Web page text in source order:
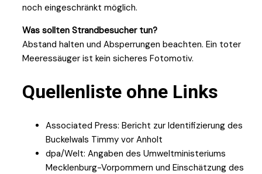
noch eingeschränkt möglich.
Was sollten Strandbesucher tun?
Abstand halten und Absperrungen beachten. Ein toter
Meeressäuger ist kein sicheres Fotomotiv.
Quellenliste ohne Links
Associated Press: Bericht zur Identifizierung des
Buckelwals Timmy vor Anholt
dpa/Welt: Angaben des Umweltministeriums
Mecklenburg-Vorpommern und Einschätzung des